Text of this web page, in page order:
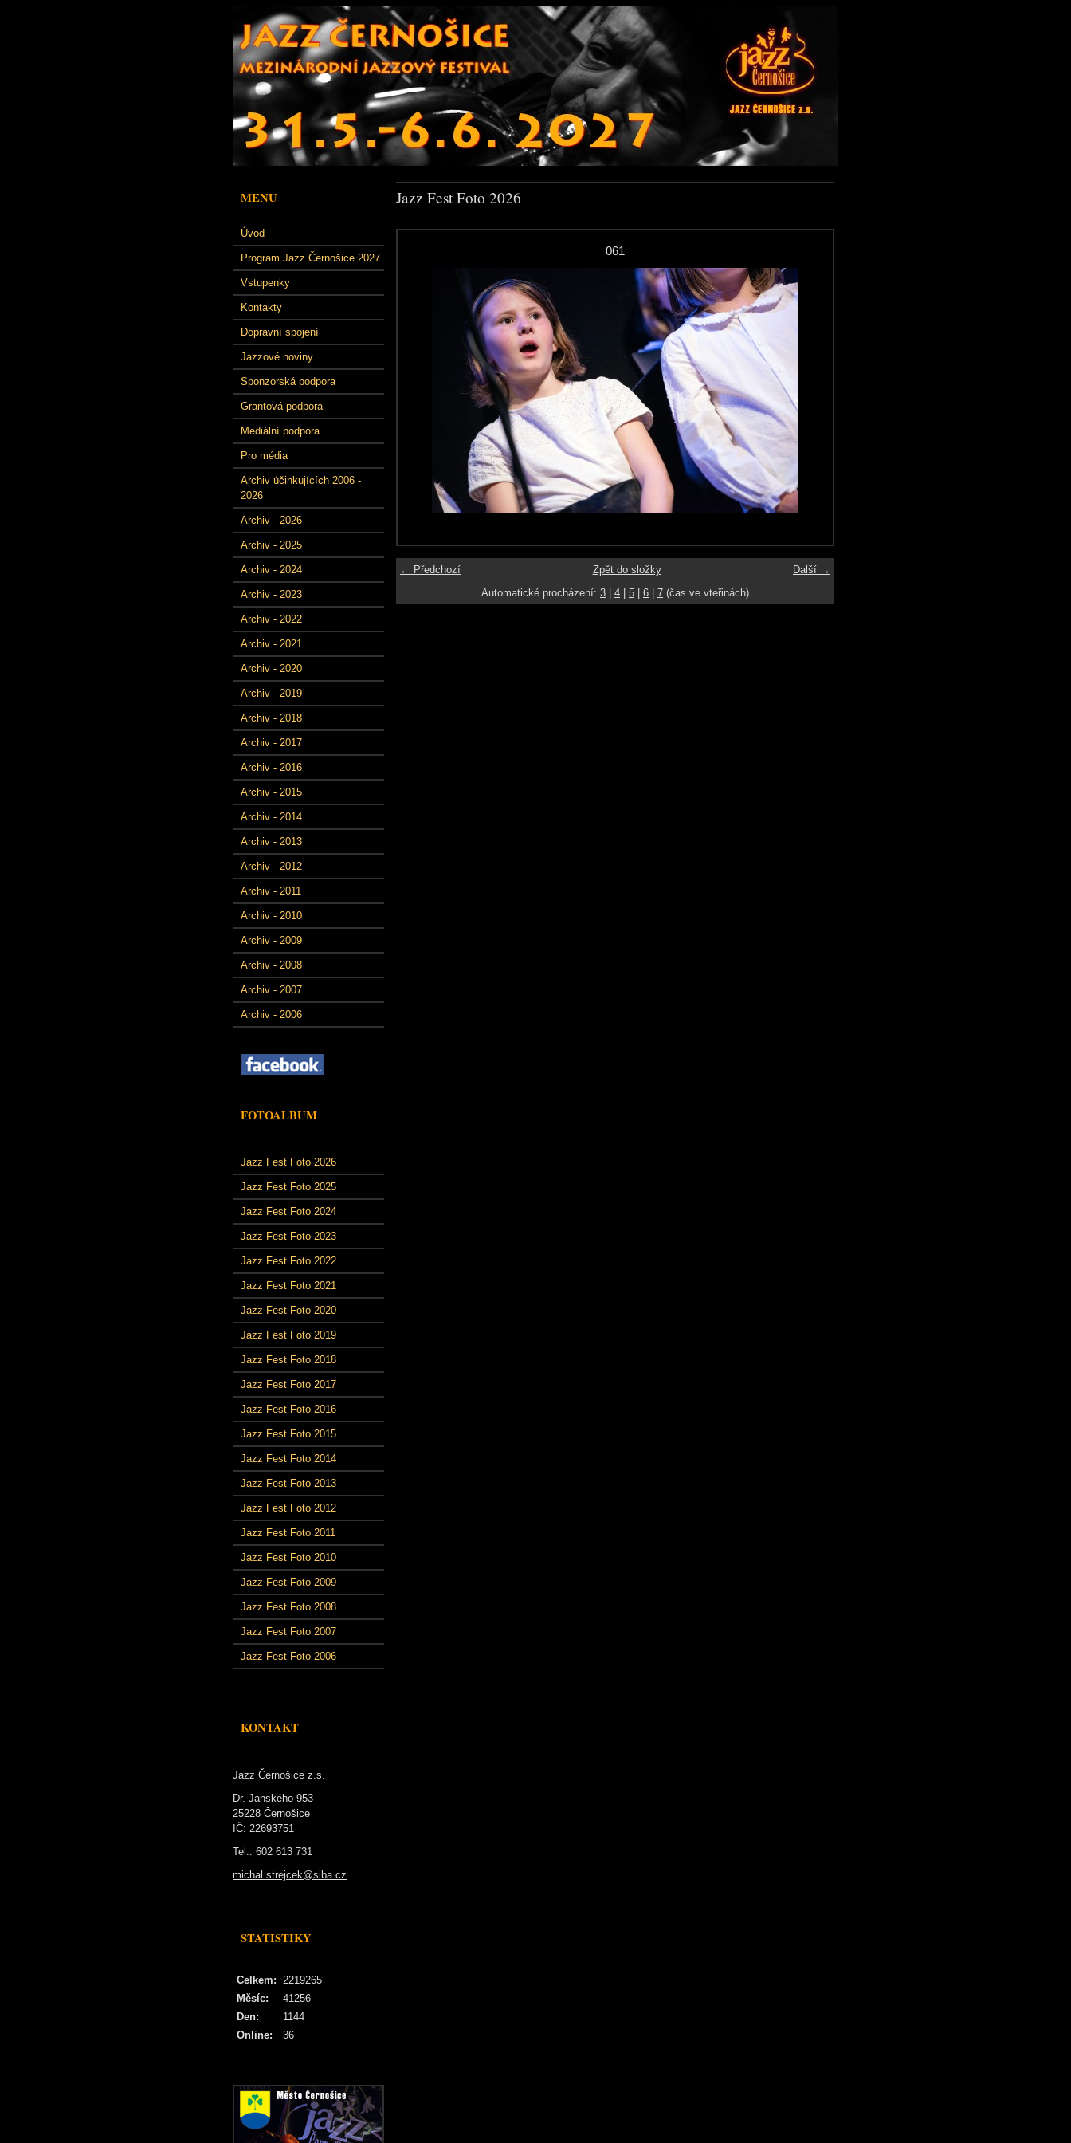
MENU
Úvod
Program Jazz Černošice 2027
Vstupenky
Kontakty
Dopravní spojení
Jazzové noviny
Sponzorská podpora
Grantová podpora
Mediální podpora
Pro média
Archiv účinkujících 2006 -
2026
Archiv - 2026
Archiv - 2025
Archiv - 2024
Archiv - 2023
Archiv - 2022
Archiv - 2021
Archiv - 2020
Archiv - 2019
Archiv - 2018
Archiv - 2017
Archiv - 2016
Archiv - 2015
Archiv - 2014
Archiv - 2013
Archiv - 2012
Archiv - 2011
Archiv - 2010
Archiv - 2009
Archiv - 2008
Archiv - 2007
Archiv - 2006
FOTOALBUM
Jazz Fest Foto 2026
Jazz Fest Foto 2025
Jazz Fest Foto 2024
Jazz Fest Foto 2023
Jazz Fest Foto 2022
Jazz Fest Foto 2021
Jazz Fest Foto 2020
Jazz Fest Foto 2019
Jazz Fest Foto 2018
Jazz Fest Foto 2017
Jazz Fest Foto 2016
Jazz Fest Foto 2015
Jazz Fest Foto 2014
Jazz Fest Foto 2013
Jazz Fest Foto 2012
Jazz Fest Foto 2011
Jazz Fest Foto 2010
Jazz Fest Foto 2009
Jazz Fest Foto 2008
Jazz Fest Foto 2007
Jazz Fest Foto 2006
KONTAKT
Jazz Černošice z.s.
Dr. Janského 953
25228 Černošice
IČ: 22693751
Tel.: 602 613 731
michal.strejcek@siba.cz
STATISTIKY
Online: 36
Celkem: 2219265
Měsíc:
41256
Den:
1144
Jazz Fest Foto 2026
061
← Předchozí Další →
Zpět do složky
Automatické procházení: 3 4 5 6 7 (čas ve vteřinách)